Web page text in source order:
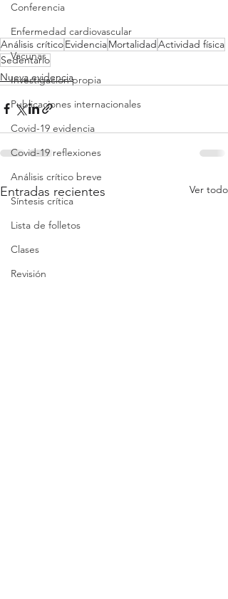
Conferencia
Enfermedad cardiovascular
Vacunas
Investigacion propia
Publicaciones internacionales
Covid-19 evidencia
Covid-19 reflexiones
Análisis crítico breve
Síntesis crítica
Lista de folletos
Clases
Revisión
Análisis críticoEvidenciaMortalidadActividad física
Sedentario
Nueva evidencia
Entradas recientes Ver todo